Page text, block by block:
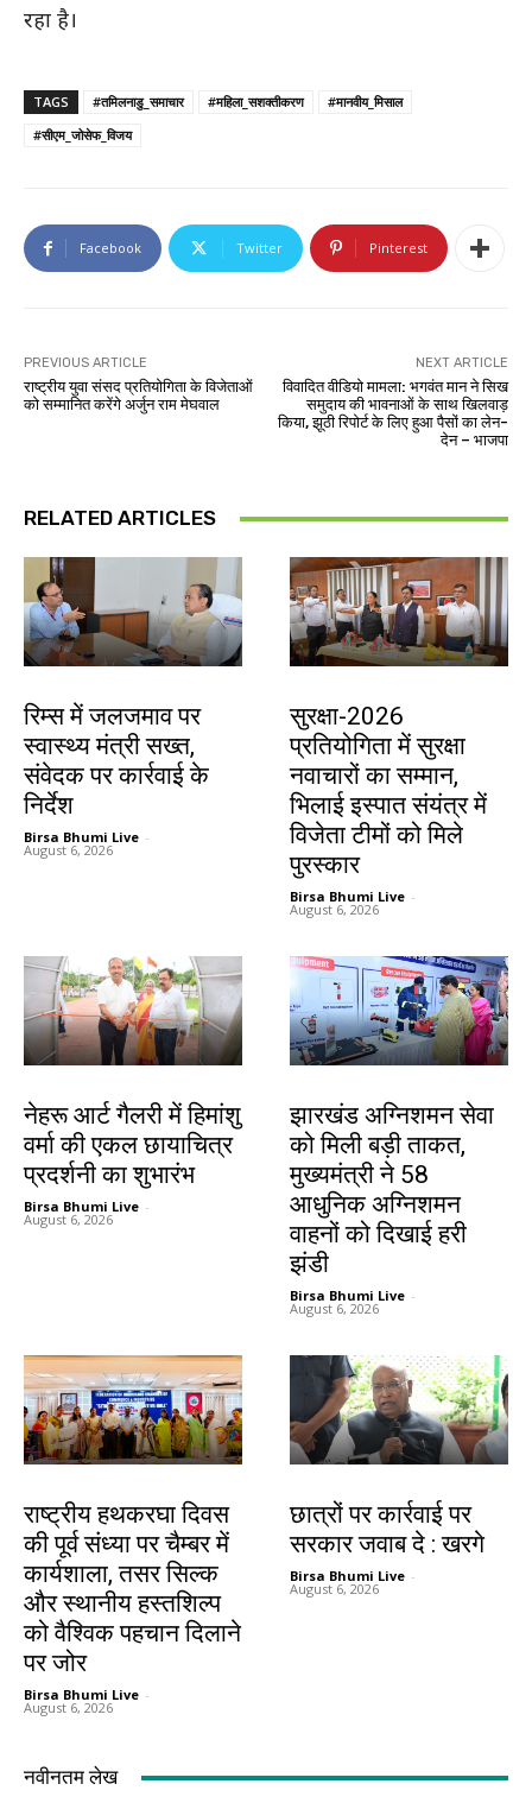
रहा है।
TAGS #तमिलनाडु_समाचार #महिला_सशक्तीकरण
#मानवीय_मिसाल
#सीएम_जोसेफ_विजय
Facebook Twitter Pinterest
PREVIOUS ARTICLE
राष्ट्रीय युवा संसद प्रतियोगिता के विजेताओं
को सम्मानित करेंगे अर्जुन राम मेघवाल
NEXT ARTICLE
विवादित वीडियो मामला: भगवंत मान ने सिख
समुदाय की भावनाओं के साथ खिलवाड़
किया, झूठी रिपोर्ट के लिए हुआ पैसों का लेन-
देन – भाजपा
RELATED ARTICLES
रिम्स में जलजमाव पर
स्वास्थ्य मंत्री सख्त,
संवेदक पर कार्रवाई के
निर्देश
Birsa Bhumi Live -
August 6, 2026
सुरक्षा-2026
प्रतियोगिता में सुरक्षा
नवाचारों का सम्मान,
भिलाई इस्पात संयंत्र में
विजेता टीमों को मिले
पुरस्कार
Birsa Bhumi Live -
August 6, 2026
नेहरू आर्ट गैलरी में हिमांशु
वर्मा की एकल छायाचित्र
प्रदर्शनी का शुभारंभ
Birsa Bhumi Live -
August 6, 2026
झारखंड अग्निशमन सेवा
को मिली बड़ी ताकत,
मुख्यमंत्री ने 58
आधुनिक अग्निशमन
वाहनों को दिखाई हरी
झंडी
Birsa Bhumi Live -
August 6, 2026
राष्ट्रीय हथकरघा दिवस
की पूर्व संध्या पर चैम्बर में
कार्यशाला, तसर सिल्क
और स्थानीय हस्तशिल्प
को वैश्विक पहचान दिलाने
पर जोर
Birsa Bhumi Live -
August 6, 2026
छात्रों पर कार्रवाई पर
सरकार जवाब दे : खरगे
Birsa Bhumi Live -
August 6, 2026
नवीनतम लेख